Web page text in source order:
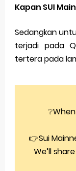
Kapan SUI
Sedangkan
terjadi pada
tertera pada
👉Sui
We’ll